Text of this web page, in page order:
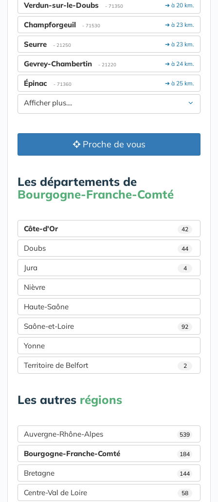
➔ à 20 km.
Verdun-sur-le-Doubs - 71350
➔ à 23 km.
Champforgeuil - 71530
➔ à 23 km.
Seurre - 21250
➔ à 24 km.
Gevrey-Chambertin - 21220
➔ à 25 km.
Épinac - 71360
Afficher plus....
Proche de vous
Les départements de
Bourgogne-Franche-Comté
Côte-d'Or 42
Doubs 44
Jura 4
Nièvre
Haute-Saône
Saône-et-Loire 92
Yonne
Territoire de Belfort 2
Les autres régions
Auvergne-Rhône-Alpes 539
Bourgogne-Franche-Comté 184
Bretagne 144
Centre-Val de Loire 58